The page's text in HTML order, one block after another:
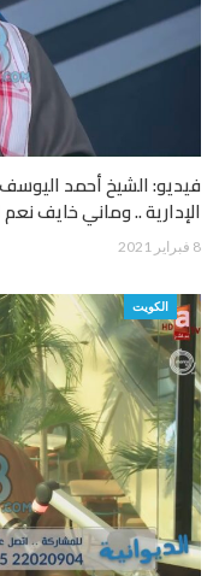
فيديو: الشيخ أحمد
الإدارية .. وماني خايف
8 فبراير 2021
الكويت